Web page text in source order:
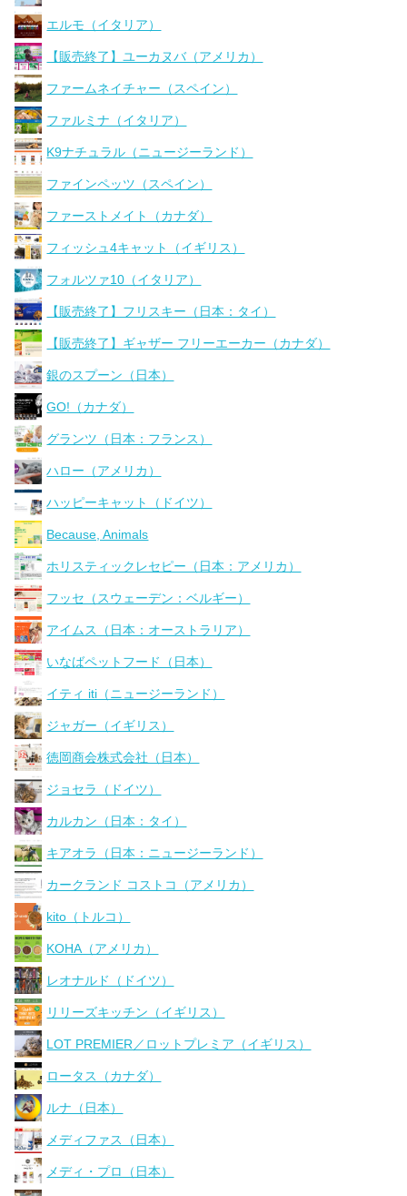
エルモ（イタリア）
【販売終了】ユーカヌバ（アメリカ）
ファームネイチャー（スペイン）
ファルミナ（イタリア）
K9ナチュラル（ニュージーランド）
ファインペッツ（スペイン）
ファーストメイト（カナダ）
フィッシュ4キャット（イギリス）
フォルツァ10（イタリア）
【販売終了】フリスキー（日本：タイ）
【販売終了】ギャザー フリーエーカー（カナダ）
銀のスプーン（日本）
GO!（カナダ）
グランツ（日本：フランス）
ハロー（アメリカ）
ハッピーキャット（ドイツ）
Because, Animals
ホリスティックレセピー（日本：アメリカ）
フッセ（スウェーデン：ベルギー）
アイムス（日本：オーストラリア）
いなばペットフード（日本）
イティ iti（ニュージーランド）
ジャガー（イギリス）
徳岡商会株式会社（日本）
ジョセラ（ドイツ）
カルカン（日本：タイ）
キアオラ（日本：ニュージーランド）
カークランド コストコ（アメリカ）
kito（トルコ）
KOHA（アメリカ）
レオナルド（ドイツ）
リリーズキッチン（イギリス）
LOT PREMIER／ロットプレミア（イギリス）
ロータス（カナダ）
ルナ（日本）
メディファス（日本）
メディ・プロ（日本）